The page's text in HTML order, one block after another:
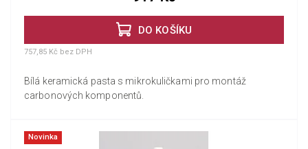
DO KOŠÍKU
757,85 Kč bez DPH
Bílá keramická pasta s mikrokuličkami pro montáž
carbonových komponentů.
Novinka